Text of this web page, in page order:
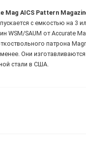
Mag AICS Pattern
с емкостью на 3
WSM/SAUM от Accurate
патрона
Они изготавливаются
стали в США.